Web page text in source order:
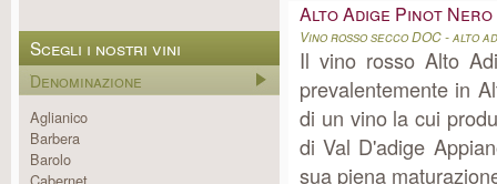
Scegli i nostri vini
Denominazione
Aglianico
Barbera
Barolo
Alto Adige Pinot
Vino rosso secco DOC - alto
Il vino rosso Alto
prevalentemente in
di un vino la cui
di Val D'adige
sua piena